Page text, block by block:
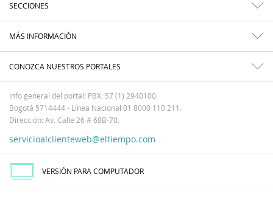
SECCIONES
MÁS INFORMACIÓN
CONOZCA NUESTROS PORTALES
Info general del portal: PBX: 57 (1) 2940100.
Bogotá 5714444 - Línea Nacional 01 8000 110 211.
Dirección: Av. Calle 26 # 68B-70.
servicioalclienteweb@eltiempo.com
VERSIÓN PARA COMPUTADOR